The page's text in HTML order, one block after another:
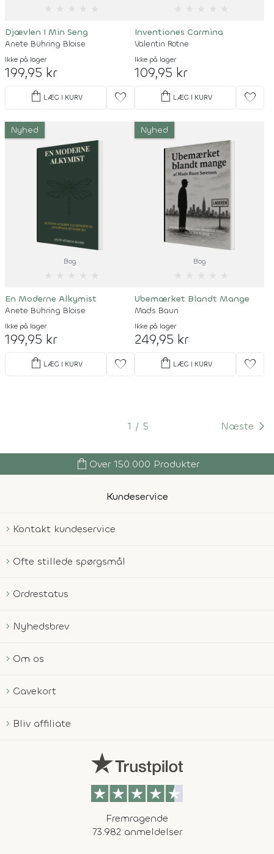
Djævlen I Min Seng
Anete Bühring Bloise
Ikke på lager
199,95 kr
shopping_bag LÆG I KURV favorite
Inventiones Carmina
Valentin Rotne
Ikke på lager
109,95 kr
shopping_bag LÆG I KURV favorite
Nyhed
Bog
En Moderne Alkymist
Anete Bühring Bloise
Ikke på lager
199,95 kr
shopping_bag LÆG I KURV favorite
Nyhed
Bog
Ubemærket Blandt Mange
Mads Baun
Ikke på lager
249,95 kr
shopping_bag LÆG I KURV favorite
1 5 Næste
shopping_bag Over 150.000 Produkter
Kundeservice
Kontakt kundeservice
Ofte stillede spørgsmål
Ordrestatus
Nyhedsbrev
Om os
Gavekort
Bliv affiliate
Fremragende
73.982 anmeldelser